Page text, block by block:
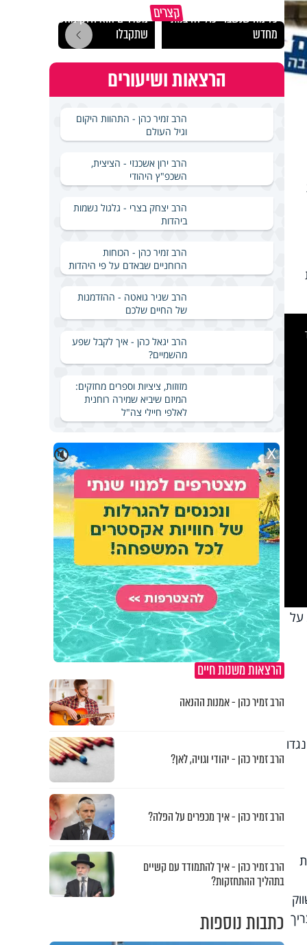
על
קצריםכל מה שנשבר יכול להיבנות
מחדש
מסדרים הוא חלק מהשפע
שתקבלו
הרצאות ושיעורים
הרב זמיר כהן - התהוות היקום
וגיל העולם
הרב ירון אשכנזי - הציצית,
השכפ"ץ היהודי
הרב יצחק בצרי - גלגול נשמות
ביהדות
הרב זמיר כהן - הכוחות
הרוחניים שבאדם על פי היהדות
הרב שניר גואטה - ההזדמנות
של החיים שלכם
הרב יגאל כהן - איך לקבל שפע
מהשמיים?
מזוזות, ציציות וספרים מחזקים:
המיזם שיביא שמירה רוחנית
לאלפי חיילי צה"ל
🔇 X
הרצאות משנות חיים
הרב זמיר כהן - אמנות ההנאה
הרב זמיר כהן - יהודי וגויה, לאן?
הרב זמיר כהן - איך מכפרים על הפלה?
הרב זמיר כהן - איך להתמודד עם קשיים
בתהליך ההתחזקות?
כתבות נוספות